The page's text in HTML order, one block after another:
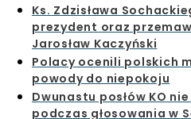
Ks. Zdzisława
prezydent oraz
Jarosław Kaczyński
Polacy ocenili polskich
powody do niepokoju
Dwunastu posłów KO
podczas głosowania w